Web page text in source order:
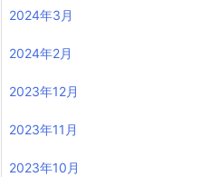
2024年3月
2024年2月
2023年12月
2023年11月
2023年10月